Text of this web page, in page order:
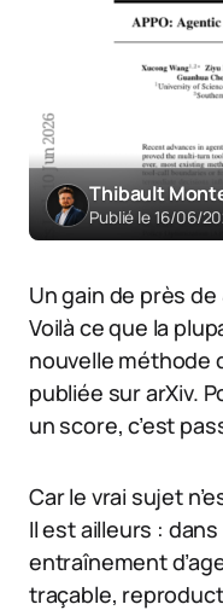
Thibault
Publié le 16/06/
Un gain de près
Voilà ce que la
nouvelle méthode
publiée sur arXiv.
un score, c’est
Car le vrai sujet
Il est ailleurs :
entraînement
traçable,